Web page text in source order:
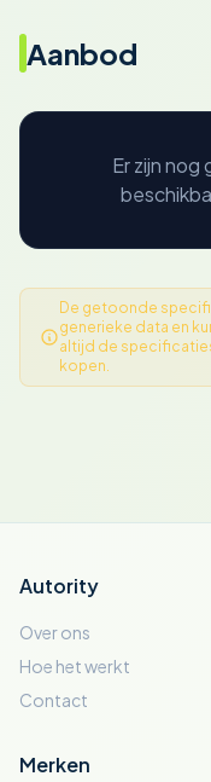
Aanbod
Er zijn
De getoonde
generieke data en
altijd de
kopen.
Autority
Over ons
Hoe het werkt
Contact
Merken